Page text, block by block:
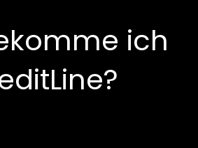
ich